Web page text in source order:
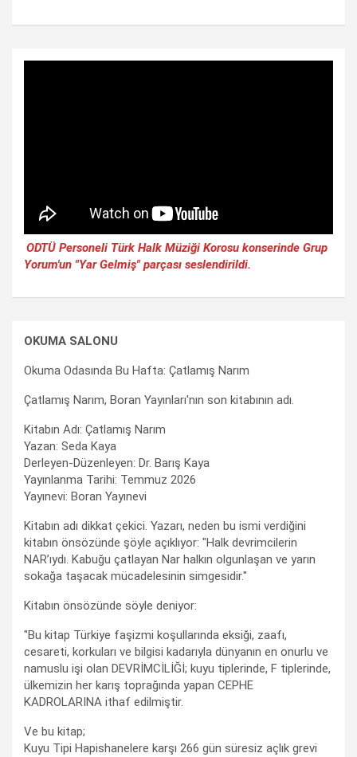
ODTÜ Personeli Türk Halk Müziği Korosu konserinde Grup
Yorum'un "Yar Gelmiş" parçası seslendirildi.
OKUMA SALONU
Okuma Odasında Bu Hafta: Çatlamış Narım
Çatlamış Narım, Boran Yayınları'nın son kitabının adı.
Kitabın Adı: Çatlamış Narım
Yazan: Seda Kaya
Derleyen-Düzenleyen: Dr. Barış Kaya
Yayınlanma Tarihi: Temmuz 2026
Yayınevi: Boran Yayınevi
Kitabın adı dikkat çekici. Yazarı, neden bu ismi verdiğini
kitabın önsözünde şöyle açıklıyor: "Halk devrimcilerin
NAR’ıydı. Kabuğu çatlayan Nar halkın olgunlaşan ve yarın
sokağa taşacak mücadelesinin simgesidir."
Kitabın önsözünde söyle deniyor:
"Bu kitap Türkiye faşizmi koşullarında eksiği, zaafı,
cesareti, korkuları ve bilgisi kadarıyla dünyanın en onurlu ve
namuslu işi olan DEVRİMCİLİĞİ; kuyu tiplerinde, F tiplerinde,
ülkemizin her karış toprağında yapan CEPHE
KADROLARINA ithaf edilmiştir.
Ve bu kitap;
Kuyu Tipi Hapishanelere karşı 266 gün süresiz açlık grevi